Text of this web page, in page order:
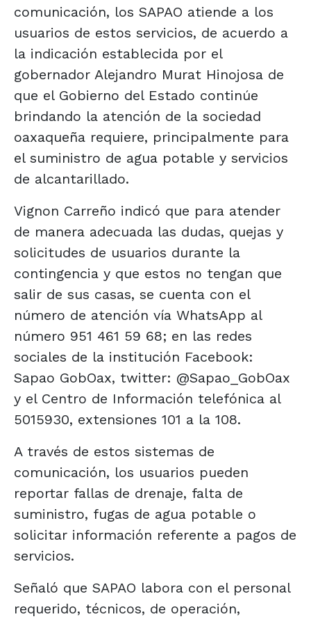
comunicación, los SAPAO atiende a los
usuarios de estos servicios, de acuerdo a
la indicación establecida por el
gobernador Alejandro Murat Hinojosa de
que el Gobierno del Estado continúe
brindando la atención de la sociedad
oaxaqueña requiere, principalmente para
el suministro de agua potable y servicios
de alcantarillado.
Vignon Carreño indicó que para atender
de manera adecuada las dudas, quejas y
solicitudes de usuarios durante la
contingencia y que estos no tengan que
salir de sus casas, se cuenta con el
número de atención vía WhatsApp al
número 951 461 59 68; en las redes
sociales de la institución Facebook:
Sapao GobOax, twitter: @Sapao_GobOax
y el Centro de Información telefónica al
5015930, extensiones 101 a la 108.
A través de estos sistemas de
comunicación, los usuarios pueden
reportar fallas de drenaje, falta de
suministro, fugas de agua potable o
solicitar información referente a pagos de
servicios.
Señaló que SAPAO labora con el personal
requerido, técnicos, de operación,